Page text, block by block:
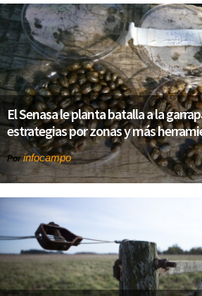
El Senasa le planta batalla a la
estrategias por zonas y más
Porinfocampo